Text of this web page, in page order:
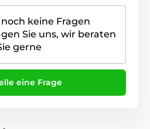
keine Fragen
Sie uns, wir beraten
gerne
eine Frage